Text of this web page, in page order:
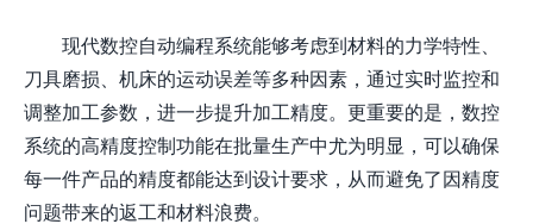
现代数控自动编程系统能够考虑到材料的力学特性、
刀具磨损、机床的运动误差等多种因素，通过实时监控和
调整加工参数，进一步提升加工精度。更重要的是，数控
系统的高精度控制功能在批量生产中尤为明显，可以确保
每一件产品的精度都能达到设计要求，从而避免了因精度
问题带来的返工和材料浪费。